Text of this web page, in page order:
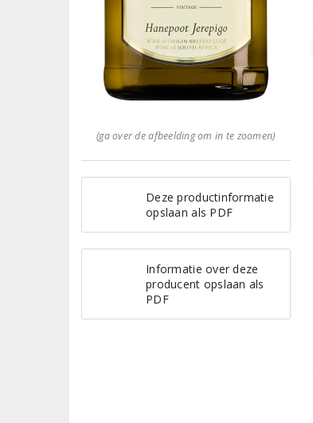
(ga over de afbeelding om in te zoomen)
Deze productinformatie
opslaan als PDF
Informatie over deze
producent opslaan als
PDF